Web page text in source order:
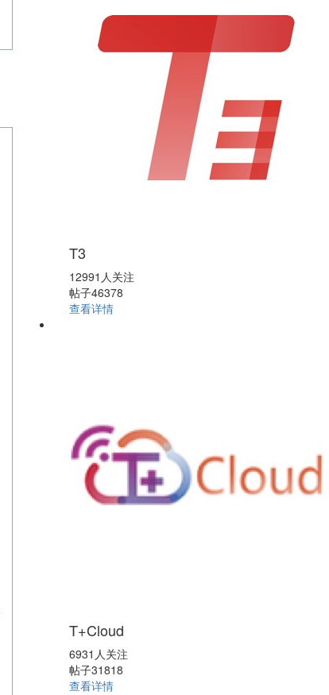
T3
12991人关注
帖子46378
查看详情
T+Cloud
6931人关注
帖子31818
查看详情